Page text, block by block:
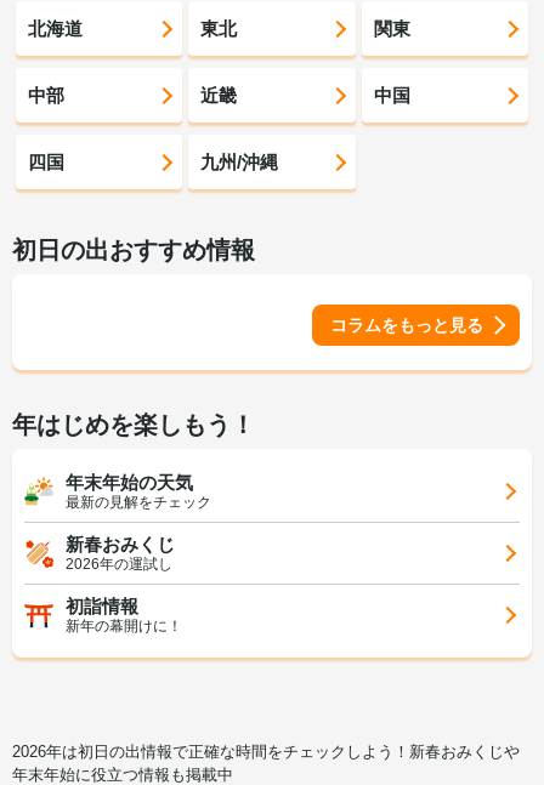
北海道 東北 関東
中部 近畿 中国
四国 九州/沖縄
初日の出おすすめ情報
コラムをもっと見る
年はじめを楽しもう！
年末年始の天気
最新の見解をチェック
新春おみくじ
2026年の運試し
初詣情報
新年の幕開けに！
2026年は初日の出情報で正確な時間をチェックしよう！新春おみくじや
年末年始に役立つ情報も掲載中